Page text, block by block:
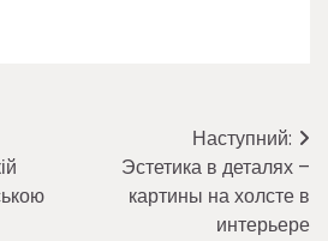
Наступний:
Эстетика в деталях –
картины на холсте в
интерьере